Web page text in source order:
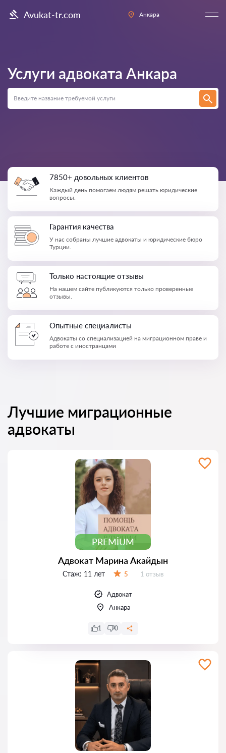
Avukat-tr.com Анкара
Услуги адвоката Анкара
7850+ довольных клиентов
Каждый день помогаем людям решать юридические
вопросы.
Гарантия качества
У нас собраны лучшие адвокаты и юридические бюро
Турции.
Только настоящие отзывы
На нашем сайте публикуются только проверенные
отзывы.
Опытные специалисты
Адвокаты со специализацией на миграционном праве и
работе с иностранцами
Лучшие миграционные
адвокаты
PREMIUM
Адвокат Марина Акайдын
Стаж: 11 лет 5 Отзывов:
1 отзыв
Адвокат
Анкара
1 0